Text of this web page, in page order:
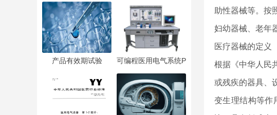
产品有效期试验 可编程医用电气系统PEMS
助性器械等。按
妇幼器械、老年
医疗器械的定义
根据《中华人民
或残疾的器具、
变生理结构等作